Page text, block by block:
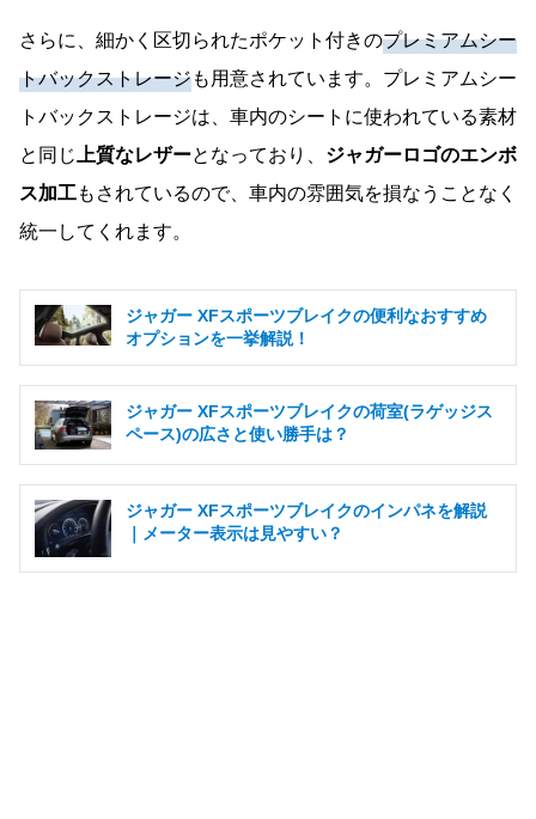
さらに、細かく区切られたポケット付きのプレミアムシー
トバックストレージも用意されています。プレミアムシー
トバックストレージは、車内のシートに使われている素材
と同じ
上質なレザーとなっており、 ジャガーロゴのエンボ
ス加工もされているので、車内の雰囲気を損なうことなく
統一してくれます。
ジャガー XFスポーツブレイクの便利なおすすめ
オプションを一挙解説！
ジャガー XFスポーツブレイクの荷室(ラゲッジス
ペース)の広さと使い勝手は？
ジャガー XFスポーツブレイクのインパネを解説
｜メーター表示は見やすい？